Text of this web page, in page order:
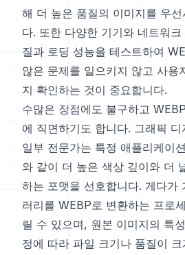
해 더 높은 품질의 이미지를 우
다. 또한 다양한 기기와 네트워
질과 로딩 성능을 테스트하여
않은 문제를 일으키지 않고 사용
지 확인하는 것이 중요합니다.
수많은 장점에도 불구하고
에 직면하기도 합니다. 그래픽
일부 전문가는 특정 애플리케이
와 같이 더 높은 색상 깊이와 더
하는 포맷을 선호합니다. 게다가
러리를 WEBP로 변환하는 프로
릴 수 있으며, 원본 이미지의 특
정에 따라 파일 크기나 품질이